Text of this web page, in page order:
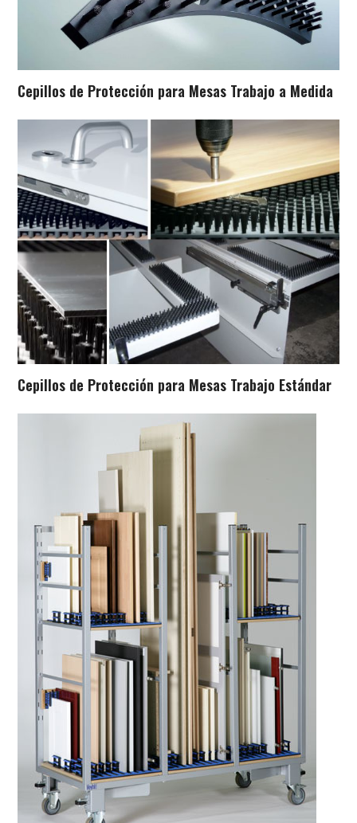
Cepillos de Protección para Mesas Trabajo a Medida
Cepillos de Protección para Mesas Trabajo Estándar